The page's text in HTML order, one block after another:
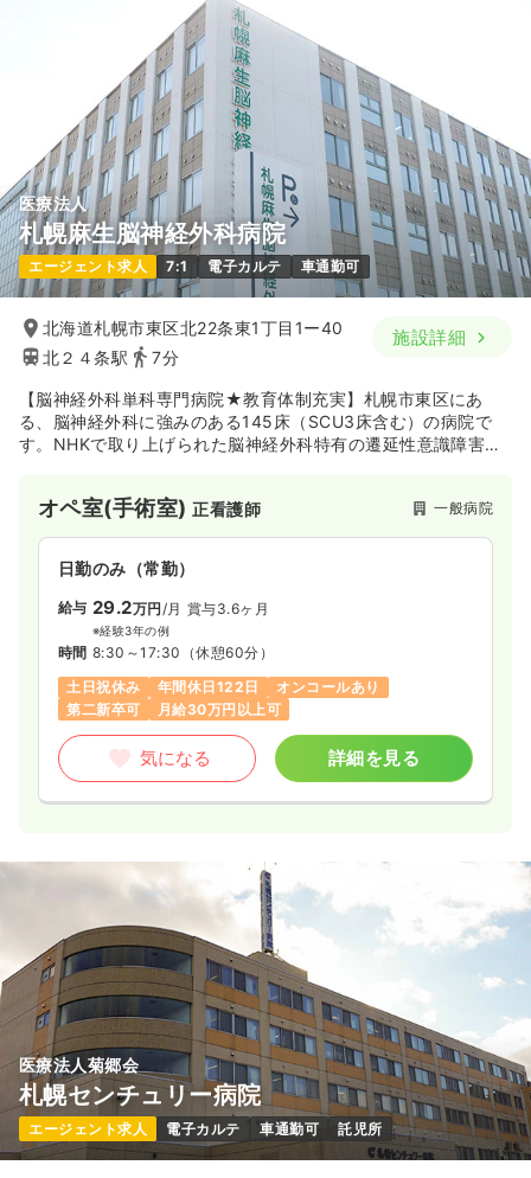
医療法人
札幌麻生脳神経外科病院
エージェント求人 7:1 電子カルテ 車通勤可
北海道札幌市東区北22条東1丁目1ー40
北２４条駅
7分
施設詳細
【脳神経外科単科専門病院★教育体制充実】札幌市東区にあ
る、脳神経外科に強みのある145床（SCU3床含む）の病院で
す。NHKで取り上げられた脳神経外科特有の遷延性意識障害に
お考えの看護師様におすすめの求人です。
オペ室(手術室)正看護師 一般病院
日勤のみ（常勤）
給与 29.2万円/月 賞与3.6ヶ月
※経験3年の例
時間 8:30～17:30 （休憩60分）
土日祝休み
年間休日122日
オンコールあり
第二新卒可
月給30万円以上可
気になる 詳細を見る
医療法人菊郷会
札幌センチュリー病院
エージェント求人 電子カルテ 車通勤可 託児所